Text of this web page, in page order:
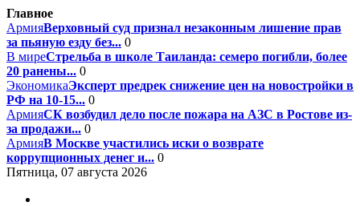
Главное
АрмияВерховный суд признал незаконным лишение прав
за пьяную езду без... 0
В миреСтрельба в школе Таиланда: семеро погибли, более
20 ранены... 0
ЭкономикаЭксперт предрек снижение цен на новостройки в
РФ на 10-15... 0
АрмияСК возбудил дело после пожара на АЗС в Ростове из-
за продажи... 0
АрмияВ Москве участились иски о возврате
коррупционных денег и... 0
Пятница, 07 августа 2026